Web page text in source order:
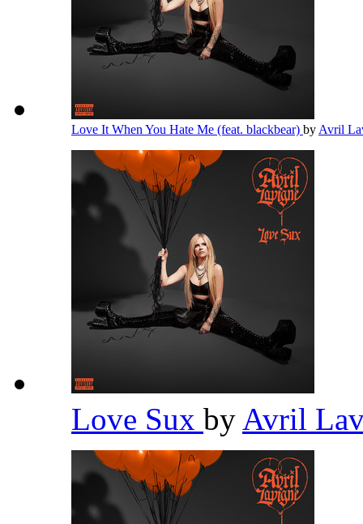
Love It When You Hate Me (feat. blackbear) by Avril
Love Sux by Avril